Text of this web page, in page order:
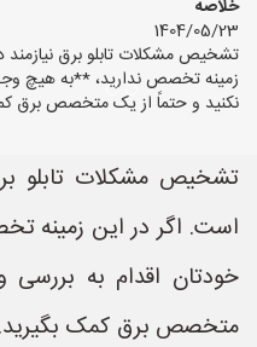
خلاصه
1404/05/23
تشخیص مشکلات تابلو برق
زمینه تخصص ندارید، **به هیچ
نکنید و حتماً از یک متخصص برق
تشخیص مشکلات تابلو
است. اگر در این زمینه
خودتان اقدام به
متخصص برق کمک بگیرید.